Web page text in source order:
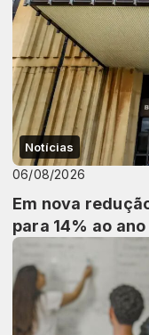
Notícias
06/08/2026
Em nova
para 14% ao ano